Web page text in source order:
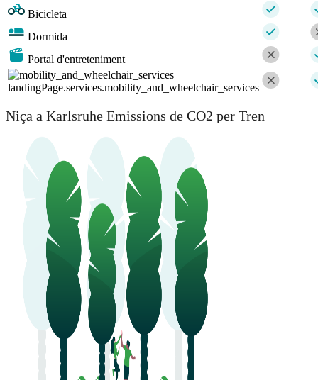
Bicicleta
Dormida
Portal d'entreteniment
landingPage.services.mobility_and_wheelchair_services
Niça a Karlsruhe Emissions de CO2 per Tren